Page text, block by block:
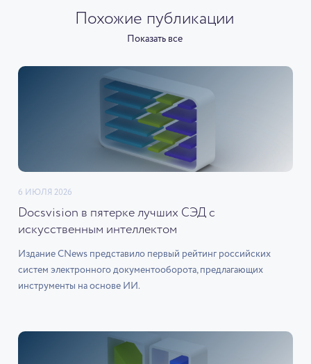
Похожие публикации
Показать все
6 ИЮЛЯ 2026
Docsvision в пятерке лучших СЭД с
искусственным интеллектом
Издание CNews представило первый рейтинг российских
систем электронного документооборота, предлагающих
инструменты на основе ИИ.